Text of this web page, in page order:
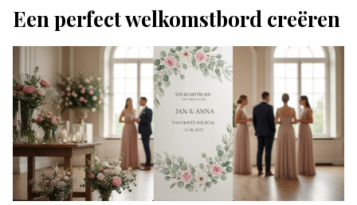
Een perfect welkomstbord creëren